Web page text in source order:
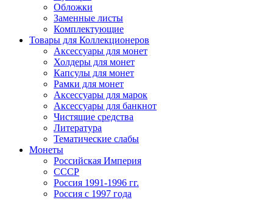
Обложки
Заменные листы
Комплектующие
Товары для Коллекционеров
Аксессуары для монет
Холдеры для монет
Капсулы для монет
Рамки для монет
Аксессуары для марок
Аксессуары для банкнот
Чистящие средства
Литература
Тематические слабы
Монеты
Российская Империя
СССР
Россия 1991-1996 гг.
Россия с 1997 года